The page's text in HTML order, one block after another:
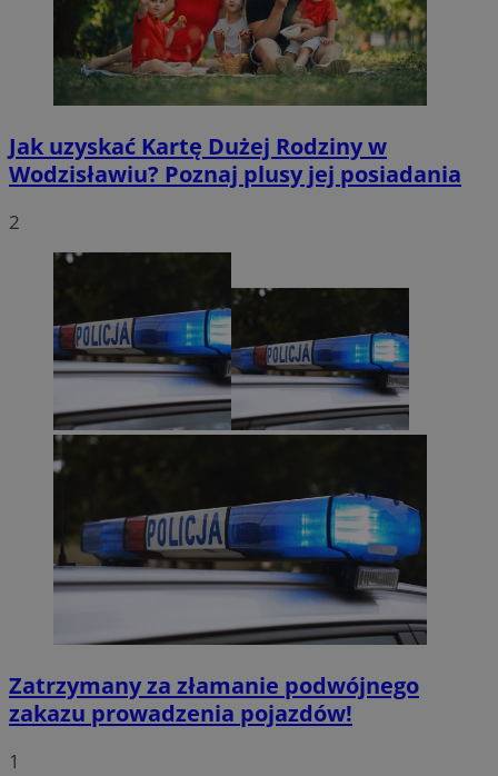
Jak uzyskać Kartę Dużej Rodziny w
Wodzisławiu? Poznaj plusy jej posiadania
2
Zatrzymany za złamanie podwójnego
zakazu prowadzenia pojazdów!
1